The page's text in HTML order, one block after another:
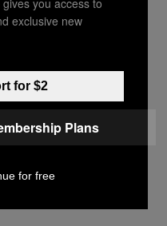
exclusive new
for $2
Plans
for free